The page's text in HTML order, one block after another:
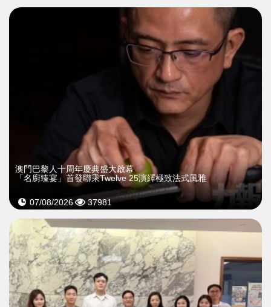
澳門巴黎人十周年慶典盛大啟幕
「名廚臻宴」首發聯乘Twelve 25演繹極致法式風雅
07/08/2026 37981